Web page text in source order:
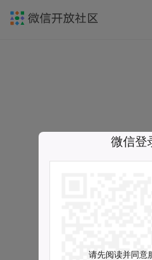
微信登
请先阅读并同意